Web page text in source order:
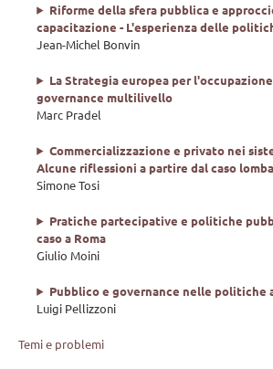
Riforme della sfera pubblica e
capacitazione - L'esperienza delle
Jean-Michel Bonvin
La Strategia europea per
governance multilivello
Marc Pradel
Commercializzazione e privato nei
Alcune riflessioni a partire dal caso
Simone Tosi
Pratiche partecipative e politiche
caso a Roma
Giulio Moini
Pubblico e governance nelle politiche
Luigi Pellizzoni
Temi e problemi